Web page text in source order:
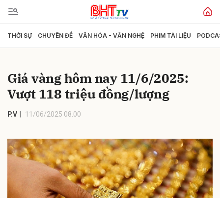
THỜI SỰ CHUYÊN ĐỀ VĂN HÓA - VĂN NGHỆ PHIM TÀI LIỆU
Giá vàng hôm nay 11/6/2025:
Vượt 118 triệu đồng/lượng
P.V 11/06/2025 08:00
Gửi bình luận
Hủy Gửi